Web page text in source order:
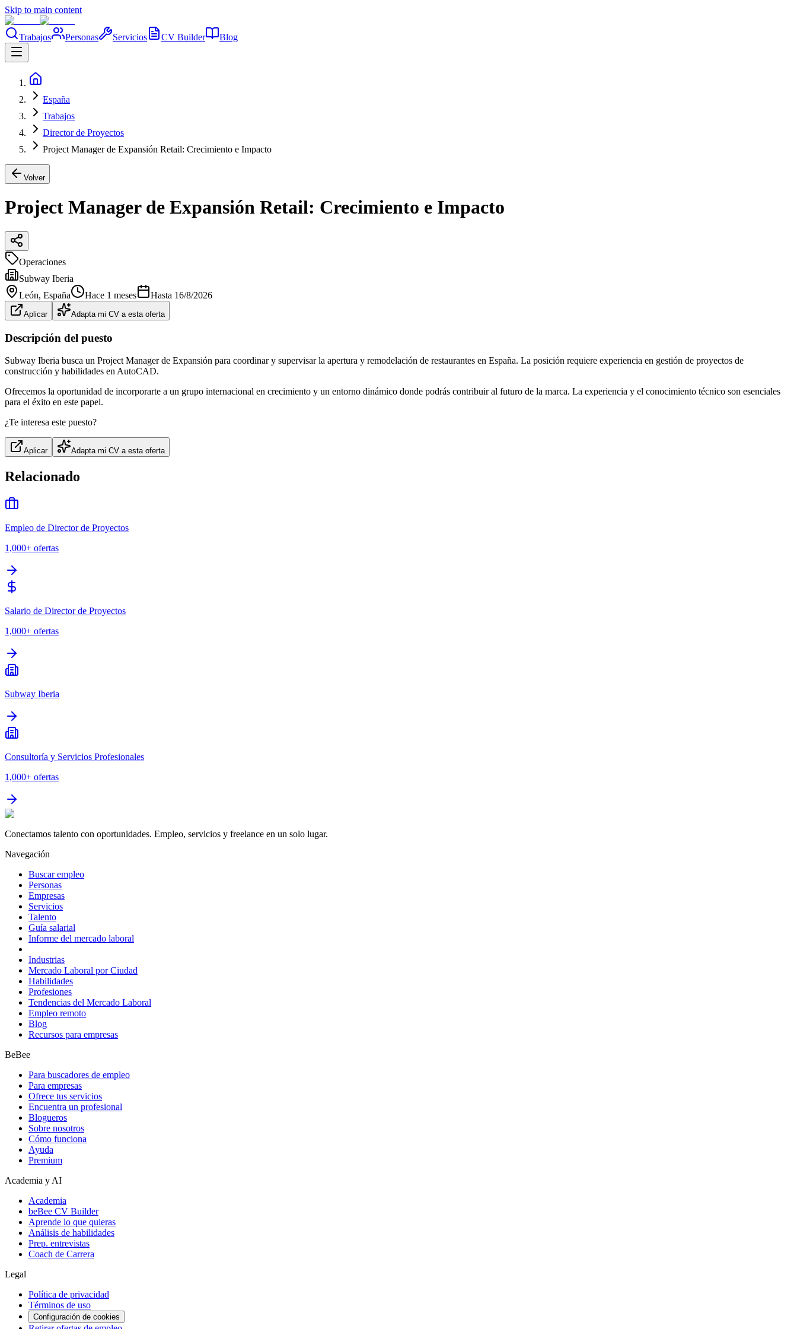
Skip to main content
Trabajos Personas Servicios CV Builder Blog
España
Trabajos
Director de Proyectos
Project Manager de Expansión Retail: Crecimiento e Impacto
Volver
Project Manager de Expansión Retail: Crecimiento e Impacto
Operaciones
Subway Iberia
León, España Hace 1 meses Hasta 16/8/2026
Aplicar Adapta mi CV a esta oferta
Descripción del puesto
Subway Iberia busca un Project Manager de Expansión para coordinar y supervisar la apertura y remodelación de restaurantes en España. La posición requiere experiencia en gestión de proyectos de
construcción y habilidades en AutoCAD.
Ofrecemos la oportunidad de incorporarte a un grupo internacional en crecimiento y un entorno dinámico donde podrás contribuir al futuro de la marca. La experiencia y el conocimiento técnico son esenciales
para el éxito en este papel.
¿Te interesa este puesto?
Aplicar Adapta mi CV a esta oferta
Relacionado
Empleo de Director de Proyectos
1,000+ ofertas
Salario de Director de Proyectos
1,000+ ofertas
Subway Iberia
Consultoría y Servicios Profesionales
1,000+ ofertas
Conectamos talento con oportunidades. Empleo, servicios y freelance en un solo lugar.
Navegación
Buscar empleo
Personas
Empresas
Servicios
Talento
Guía salarial
Informe del mercado laboral
Industrias
Mercado Laboral por Ciudad
Habilidades
Profesiones
Tendencias del Mercado Laboral
Empleo remoto
Blog
Recursos para empresas
BeBee
Para buscadores de empleo
Para empresas
Ofrece tus servicios
Encuentra un profesional
Blogueros
Sobre nosotros
Cómo funciona
Ayuda
Premium
Academia y AI
Academia
beBee CV Builder
Aprende lo que quieras
Análisis de habilidades
Prep. entrevistas
Coach de Carrera
Legal
Política de privacidad
Términos de uso
Configuración de cookies